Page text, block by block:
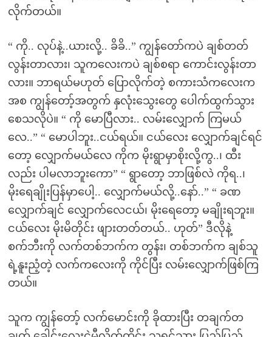
လိုက်တယ်။
“ ကို.. လုပ်နဲ့..ယားလို့.. ခိခိ..” ကျွန်တော်ကပဲ ချစ်တတ်
လွန်းတာလား၊ သူကလေးကပဲ ချစ်စရာ ကောင်းလွန်းတာ
လား။ ဘာရယ်မဟုတ် ပြောလိုက်တဲ့ စကားသံကလေးက
အစ ကျွန်တော့်အတွက် နှလုံးသွေးတွေ ပေါက်ထွက်သွား
စေသလိုပဲ။ “ ကို မောပြီလား.. လမ်းလျှောက် ကြမယ်
လေ..” “ မောပါဘူး..ငယ်ရယ်။ ငယ်လေး လျှောက်ချင်ရင်
တော့ လျှောက်မယ်လေ ကိုက မိုးရွာမှာစိုးလို့ကွ..၊ ထီး
လည်း ပါမလာဘူးကော” “ ရွာတော့ ဘာဖြစ်လဲ ကိုရ..၊
မိုးရေချိုးပြန်မှာပေါ့.. လျှောက်မယ်လို့..နော်..” “ ခဏ
လျှောက်ချင် လျှောက်လေငယ်၊ မိုးရေတော့ မချိုးရဘူး။
ငယ်လေး မိုးမိတိုင်း ဖျားတတ်တယ်.. ဟုတ်” ဒီလိုနဲ့
စက်ဘီးကို လက်တစ်ဘက်က တွန်း၊ တစ်ဘက်က ချစ်သူ
ရဲ့နူးညံ့တဲ့ လက်ကလေးကို ကိုင်ပြီး လမ်းလျှောက်ဖြစ်ကြ
တယ်။
သူက ကျွန်တော့် လက်မောင်းကို ခိုထားပြီး တချက်တ